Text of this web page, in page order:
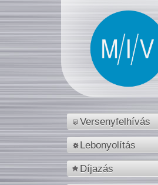
Versenyfelhívás
Lebonyolítás
Díjazás